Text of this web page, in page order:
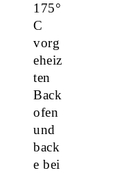
175°
C
vorg
eheiz
ten
Back
ofen
und
back
e bei